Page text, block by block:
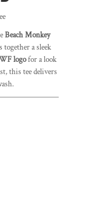
Beach Monkey
a sleek
logofor a look
this tee delivers